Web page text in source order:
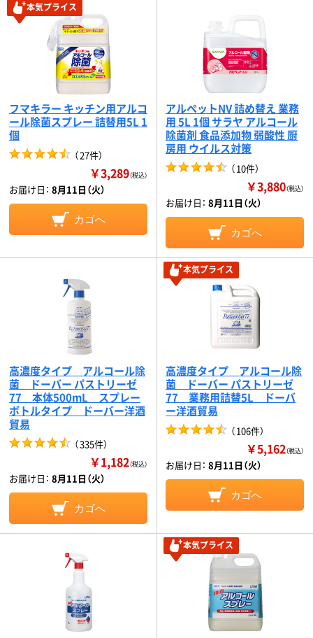
本気プライス
フマキラー キッチン用アルコ
ール除菌スプレー 詰替用5L 1
個
（27件）
￥3,289（税込）
お届け日： 8月11日（火）
カゴへ
アルペットNV 詰め替え 業務
用 5L 1個 サラヤ アルコール
除菌剤 食品添加物 弱酸性 厨
房用 ウイルス対策
（10件）
￥3,880（税込）
お届け日： 8月11日（火）
カゴへ
高濃度タイプ アルコール除
菌 ドーバー パストリーゼ
77 本体500mL スプレー
ボトルタイプ ドーバー洋酒
貿易
（335件）
￥1,182（税込）
お届け日： 8月11日（火）
カゴへ
本気プライス
高濃度タイプ アルコール除
菌 ドーバー パストリーゼ
77 業務用詰替5L ドーバ
ー洋酒貿易
（106件）
￥5,162（税込）
お届け日： 8月11日（火）
カゴへ
本気プライス